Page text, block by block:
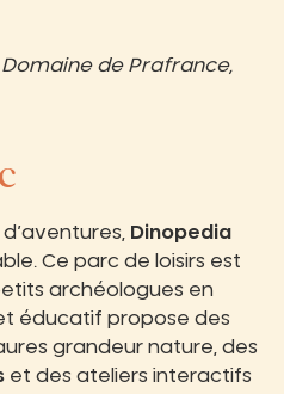
de Prafrance,
Dinopedia
Ce parc de loisirs est
archéologues en
éducatif propose des
grandeur nature, des
et des ateliers interactifs